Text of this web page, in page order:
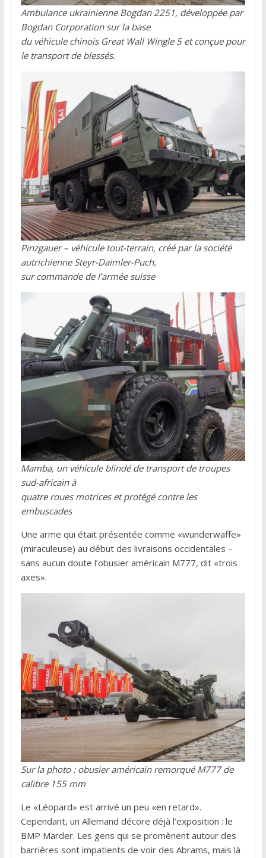
Ambulance ukrainienne Bogdan 2251, développée par
Bogdan Corporation sur la base
du véhicule chinois Great Wall Wingle 5 et conçue pour
le transport de blessés.
Pinzgauer – véhicule tout-terrain, créé par la société
autrichienne Steyr-Daimler-Puch,
sur commande de l’armée suisse
Mamba, un véhicule blindé de transport de troupes
sud-africain à
quatre roues motrices et protégé contre les
embuscades
Une arme qui était présentée comme «wunderwaffe»
(miraculeuse) au début des livraisons occidentales –
sans aucun doute l’obusier américain M777, dit «trois
axes».
Sur la photo : obusier américain remorqué M777 de
calibre 155 mm
Le «Léopard» est arrivé un peu «en retard».
Cependant, un Allemand décore déjà l’exposition : le
BMP Marder. Les gens qui se promènent autour des
barrières sont impatients de voir des Abrams, mais là